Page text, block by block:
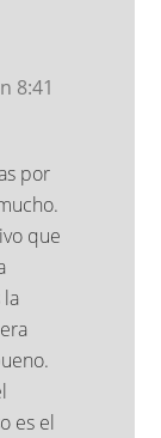
8:41
por
que
la
es el